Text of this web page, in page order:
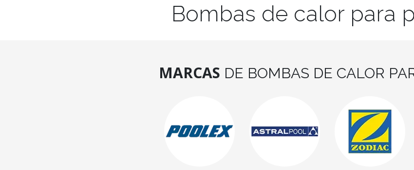
Bombas de calor para
MARCAS DE BOMBAS DE CALOR